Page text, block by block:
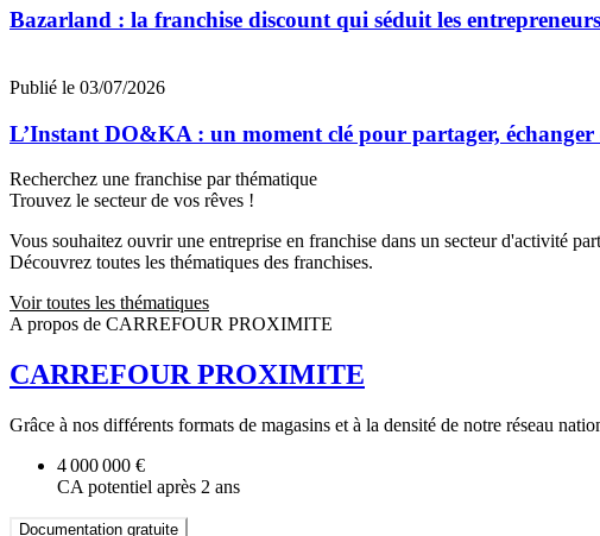
Bazarland : la franchise discount qui séduit les
Publié le 03/07/2026
L’Instant DO&KA : un moment clé pour partager, échanger
Recherchez une franchise par thématique
Trouvez le secteur de vos rêves !
Vous souhaitez ouvrir une entreprise en franchise dans un secteur d'activité
Découvrez toutes les thématiques des franchises.
Voir toutes les thématiques
A propos de CARREFOUR PROXIMITE
CARREFOUR PROXIMITE
Grâce à nos différents formats de magasins et à la densité de notre réseau
4 000 000 €
CA potentiel après 2 ans
Documentation gratuite